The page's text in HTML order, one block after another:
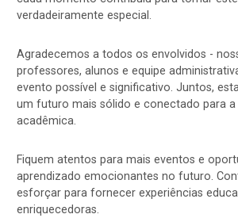
verdadeiramente especial.
Agradecemos a todos os envolvidos -
professores, alunos e equipe
evento possível e significativo. Juntos,
um futuro mais sólido e conectado para
acadêmica.
Fiquem atentos para mais eventos e
aprendizado emocionantes no futuro.
esforçar para fornecer experiências
enriquecedoras.